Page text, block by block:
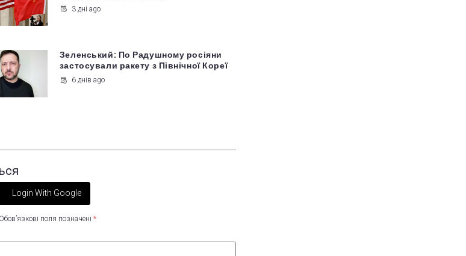
3 дні ago
Зеленський: По Радушному росіяни
застосували ракету з Північної Кореї
6 днів ago
Login With Google
Обов’язкові поля позначені *